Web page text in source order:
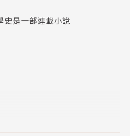
義大利商業市鎮的繁榮、跨入
顛和大革命前的法國，如何成為
霍布斯，乃至於伏爾泰、盧
交鋒舞台，他們嘗試破除教會
型，醞釀出公民的社會，擁護
，生動地闡明了思想背後的經
讀者得以一窺自由主義和民主
史是一部連載小說